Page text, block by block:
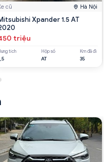
cũ Hà Nội
Xpander 1.5 AT
triệu
tích Hộp số
AT
Km đã đi
35